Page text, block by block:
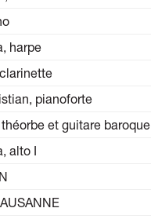
harpe
pianoforte
et guitare baroque
alto I